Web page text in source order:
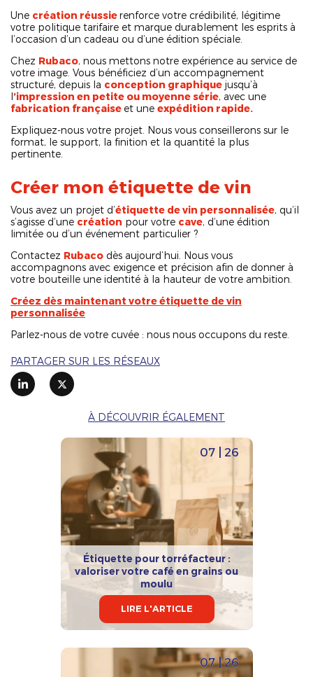
À DÉCOUVRIR ÉGALEMENT
07 | 26
Étiquette pour torréfacteur :
valoriser votre café en grains ou
moulu
LIRE L'ARTICLE
07 | 26
Une création réussierenforce votre crédibilité, légitime
votre politique tarifaire et marque durablement les esprits à
l’occasion d’un cadeau ou d’une édition spéciale.
Chez Rubaco, nous mettons notre expérience au service de
votre image. Vous bénéficiez d’un accompagnement
structuré, depuis la conception graphique jusqu’à
l’impression en petite ou moyenne série, avec une
fabrication française et une expédition rapide.
Expliquez-nous votre projet. Nous vous conseillerons sur le
format, le support, la finition et la quantité la plus
pertinente.
Créer mon étiquette de vin
Vous avez un projet d’étiquette de vin personnalisée, qu’il
s’agisse d’une création pour votre cave, d’une édition
limitée ou d’un événement particulier ?
Contactez Rubaco dès aujourd’hui. Nous vous
accompagnons avec exigence et précision afin de donner à
votre bouteille une identité à la hauteur de votre ambition.
Créez dès maintenant votre étiquette de vin
personnalisée
Parlez-nous de votre cuvée : nous nous occupons du reste.
PARTAGER SUR LES RÉSEAUX